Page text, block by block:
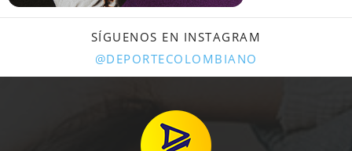
SÍGUENOS EN INSTAGRAM
@DEPORTECOLOMBIANO